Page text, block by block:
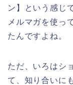
ン】という感じ
メルマガを使っ
たんですよね。
ただ、いろはシ
て、知り合いに